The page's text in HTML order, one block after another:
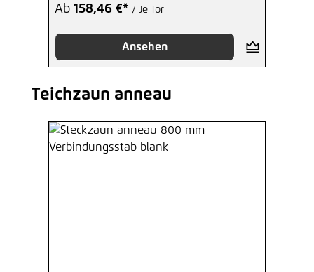
Ab 158,46 €* / Je Tor
Ansehen
Produktgalerie überspringen
Teichzaun anneau